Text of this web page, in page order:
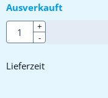
Ausverkauft
Anzahl
+
-
Lieferzeit